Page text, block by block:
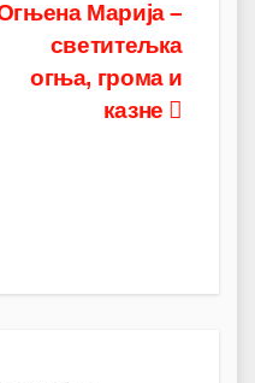
Марија –
светитељкa
огња, грома и
казне